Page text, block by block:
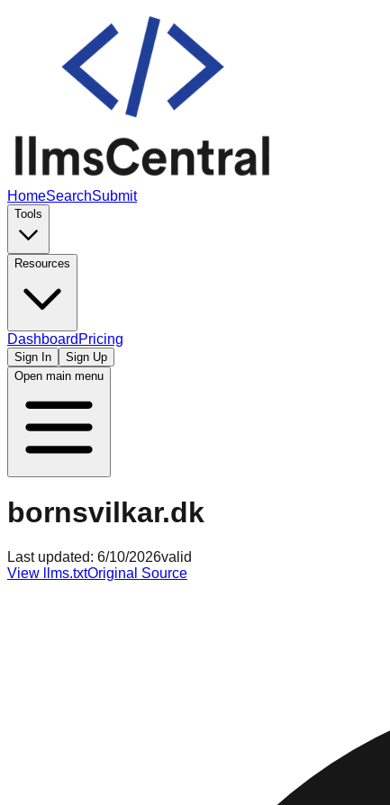
HomeSearchSubmit
Tools
Resources
Dashboard Pricing
Sign In
Sign Up
Open main menu
bornsvilkar.dk
Last updated: 6/10/2026valid
View llms.txtOriginal Source